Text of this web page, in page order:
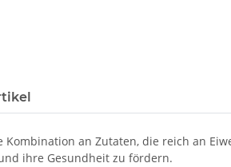
an Zutaten, die reich an
ihre Gesundheit zu fördern.